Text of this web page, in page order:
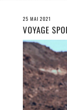
25 MAI 2021
VOYAGE